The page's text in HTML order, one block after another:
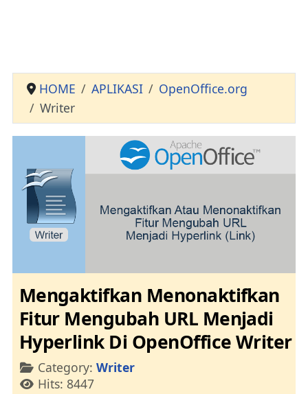
HOME APLIKASI
OpenOffice.org
Writer
Mengaktifkan Menonaktifkan
Fitur Mengubah URL Menjadi
Hyperlink Di OpenOffice Writer
Details
Category: Writer
Hits: 8447